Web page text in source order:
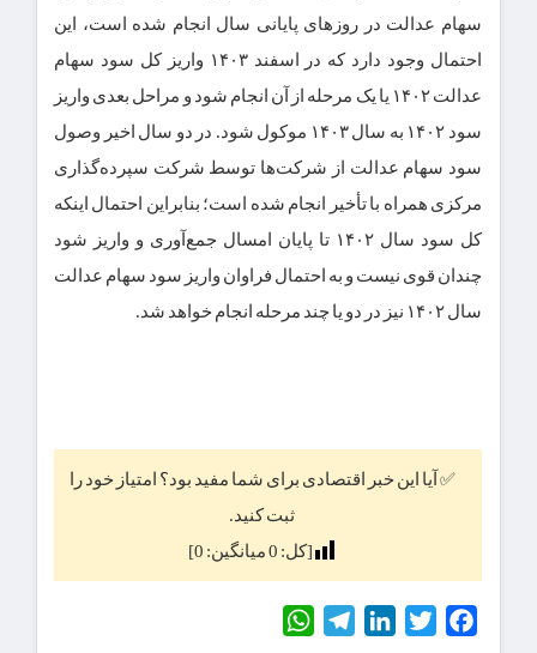
سهام عدالت در روزهای پایانی سال انجام شده است، این
احتمال وجود دارد که در اسفند ۱۴۰۳ واریز کل سود سهام
عدالت ۱۴۰۲ یا یک مرحله از آن انجام شود و مراحل بعدی واریز
سود ۱۴۰۲ به سال ۱۴۰۳ موکول شود. در دو سال اخیر وصول
سود سهام عدالت از شرکت‌ها توسط شرکت سپرده‌گذاری
مرکزی همراه با تأخیر انجام شده است؛ بنابراین احتمال اینکه
کل سود سال ۱۴۰۲ تا پایان امسال جمع‌آوری و واریز شود
چندان قوی نیست و به احتمال فراوان واریز سود سهام عدالت
سال ۱۴۰۲ نیز در دو یا چند مرحله‌ انجام خواهد شد.
✅ آیا این خبر اقتصادی برای شما مفید بود؟ امتیاز خود را
ثبت کنید.
[کل: 0میانگین: 0
]
Facebook
Twitter
LinkedIn
Telegram